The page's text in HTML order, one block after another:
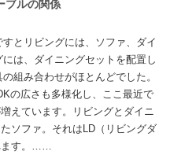
ブルの関係
すとリビングには、ソファ、ダイ
には、ダイニングセットを配置し
の組み合わせがほとんどでした。
の広さも多様化し、ここ最近で
えています。リビングとダイニ
ソファ。それはLD（リビングダ
ます。……